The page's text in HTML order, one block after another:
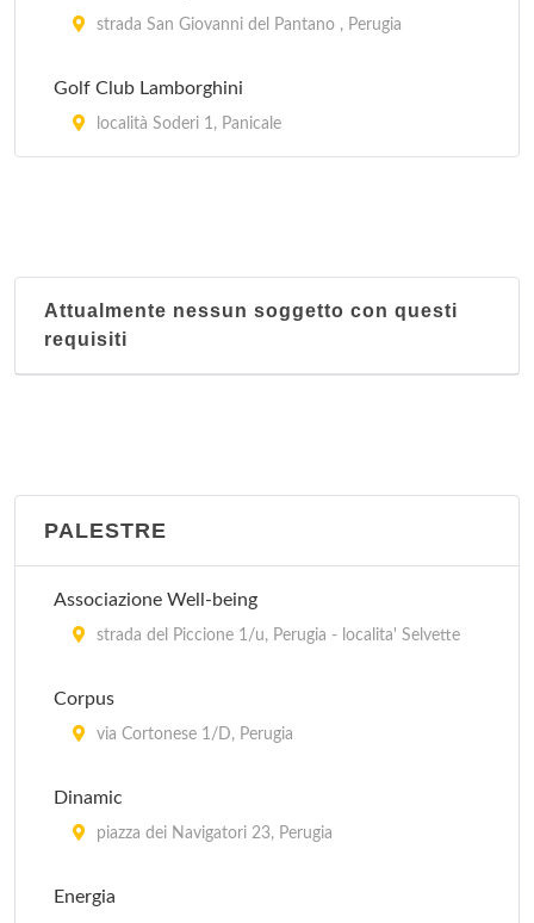
strada San Giovanni del Pantano , Perugia
Golf Club Lamborghini
località Soderi 1, Panicale
Attualmente nessun soggetto con questi
requisiti
PALESTRE
Associazione Well-being
strada del Piccione 1/u, Perugia - localita' Selvette
Corpus
via Cortonese 1/D, Perugia
Dinamic
piazza dei Navigatori 23, Perugia
Energia